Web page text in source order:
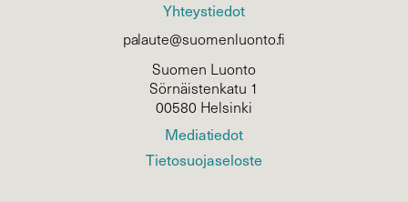
Yhteystiedot
palaute@suomenluonto.fi
Suomen Luonto
Sörnäistenkatu 1
00580 Helsinki
Mediatiedot
Tietosuojaseloste